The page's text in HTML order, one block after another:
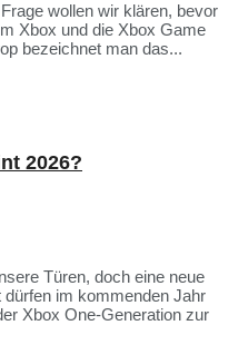
wollen wir klären, bevor
Xbox und die Xbox Game
bezeichnet man das...
2026?
Türen, doch eine neue
im kommenden Jahr
Xbox One-Generation zur